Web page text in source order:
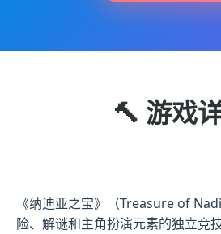
🔨 游戏
《纳迪亚之宝》（Treasure of
险、解谜和主角扮演元素的独立竞